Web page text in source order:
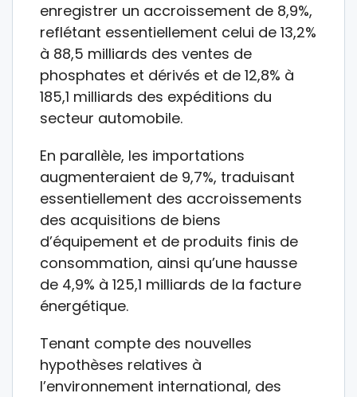
enregistrer un accroissement de 8,9%,
reflétant essentiellement celui de 13,2%
à 88,5 milliards des ventes de
phosphates et dérivés et de 12,8% à
185,1 milliards des expéditions du
secteur automobile.
En parallèle, les importations
augmenteraient de 9,7%, traduisant
essentiellement des accroissements
des acquisitions de biens
d’équipement et de produits finis de
consommation, ainsi qu’une hausse
de 4,9% à 125,1 milliards de la facture
énergétique.
Tenant compte des nouvelles
hypothèses relatives à
l’environnement international, des